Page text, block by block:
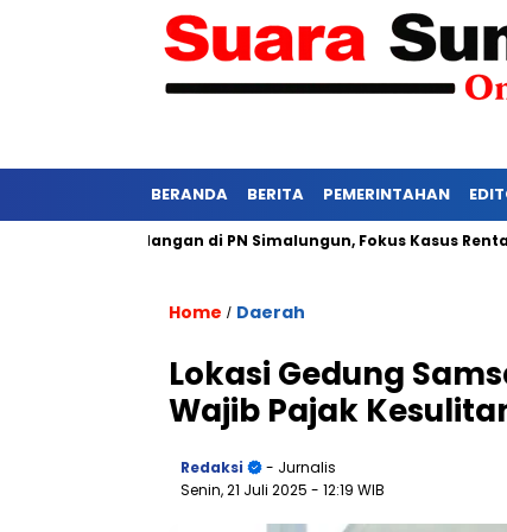
BERANDA BERITA PEMERINTAHAN
Persidangan di PN Simalungun, Fokus Kasus Rentan
Home / Daerah
Lokasi Gedung
Wajib Pajak
Redaksi
- Jurnalis
Senin, 21 Juli 2025 - 12:19 WIB